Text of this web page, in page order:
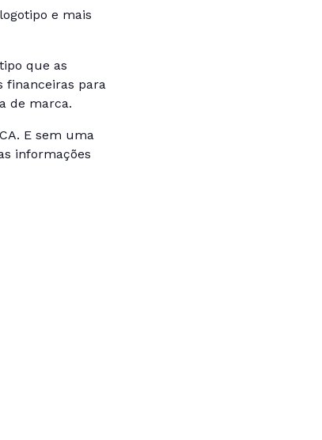
e mais
que as
financeiras para
de marca.
E sem uma
informações